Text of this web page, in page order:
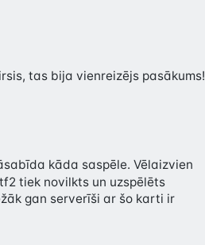
tas bija vienreizējs pasākums!
kāda saspēle. Vēlaizvien
tiek novilkts un uzspēlēts
gan serverīši ar šo karti ir